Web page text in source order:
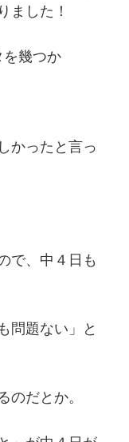
ました！
幾つか
かったと言っ
で、中４日も
問題ない」と
だとか。